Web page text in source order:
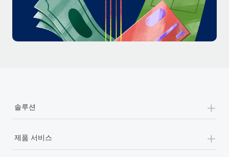
솔루션 +
제품 서비스 +